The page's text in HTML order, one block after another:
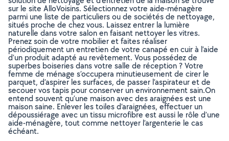
sur le site AlloVoisins. Sélectionnez votre aide-ménagère
parmi une liste de particuliers ou de sociétés de nettoyage,
situés proche de chez vous. Laissez entrer la lumière
naturelle dans votre salon en faisant nettoyer les vitres.
Prenez soin de votre mobilier et faites réaliser
périodiquement un entretien de votre canapé en cuir à l’aide
d’un produit adapté au revêtement. Vous possédez de
superbes boiseries dans votre salle de réception ? Votre
femme de ménage s’occupera minutieusement de cirer le
parquet, d’aspirer les surfaces, de passer l’aspirateur et de
secouer vos tapis pour conserver un environnement sain.On
entend souvent qu’une maison avec des araignées est une
maison saine. Enlever les toiles d’araignées, effectuer un
dépoussiérage avec un tissu microfibre est aussi le rôle d’une
aide-ménagère, tout comme nettoyer l’argenterie le cas
échéant.